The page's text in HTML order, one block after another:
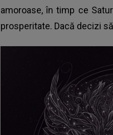
amoroase, în timp ce
prosperitate. Dacă decizi